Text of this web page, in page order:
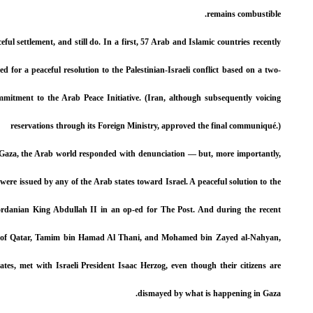
Arab states
assembled in
state solution,
In response to
with
conflict was
COP28
president of
آخر المواقف المزيد
The Arab world is extending a hand to Israel. Will it
18/3/2021 (5.00 PM) Microsoft...